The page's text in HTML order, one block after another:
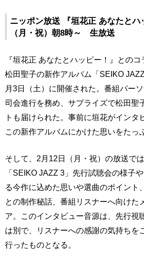
ニッポン放送 『垣花正 あなたとハ
（月・祝）朝8時～ 生放送
『垣花正 あなたとハッピー！』とのコ
松田聖子の新作アルバム「SEIKO
月3日（土）に開催された。番組パー
司会進行を務め、サプライズで松田聖
トも届けられた。事前に垣花がインタ
この新作アルバムにかけた思いをたっ
そして、2月12日（月・祝）の放送で
「SEIKO JAZZ 3」先行試聴会の様子
る今作に込めた思いや選曲のポイント
との制作秘話、番組リスナーへ向けた
ア。このインタビュー音源は、先行視
は別で、リスナーへの感謝の気持ちを
行ったものとなる。